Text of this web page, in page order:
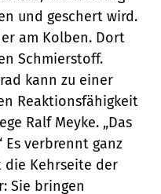
und geschert wird.
am Kolben. Dort
Schmierstoff.
kann zu einer
Reaktionsfähigkeit
Ralf Meyke. „Das
Es verbrennt ganz
die Kehrseite der
Sie bringen